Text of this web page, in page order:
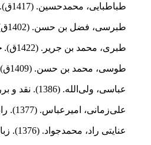
طباطبایی، محمدحسین. (1417ق).
طبرسی، فضل بن حسن. (1402ق).
طبری، محمد بن جریر. (1422ق).
طوسی، محمد بن حسن. (1409ق).
عباسی، ولی‌الله. (1386). نقد و بررسی نظریۀ نمادین در باب زبان وحی.
علی‌زمانی، امیرعباس. (1377). رابطۀ علم و دین در مغرب زمین.
عنایتی راد، محمدجواد. (1376). زبان‌شناسی دین در نگاه المیزان.